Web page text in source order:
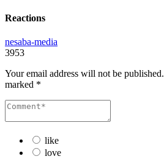
Reactions
nesaba-media
3953
Your email address will not be published.
marked *
like
love